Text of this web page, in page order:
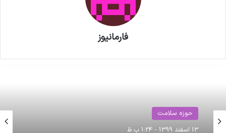
اقدامات دبیرخانه سندیکا در راستای
خدمت رسانی به تولید کنندگان مواد
دارویی و ملزومات بسته بندی دارویی
فارمانیوز
حوزه سلامت
آموزش